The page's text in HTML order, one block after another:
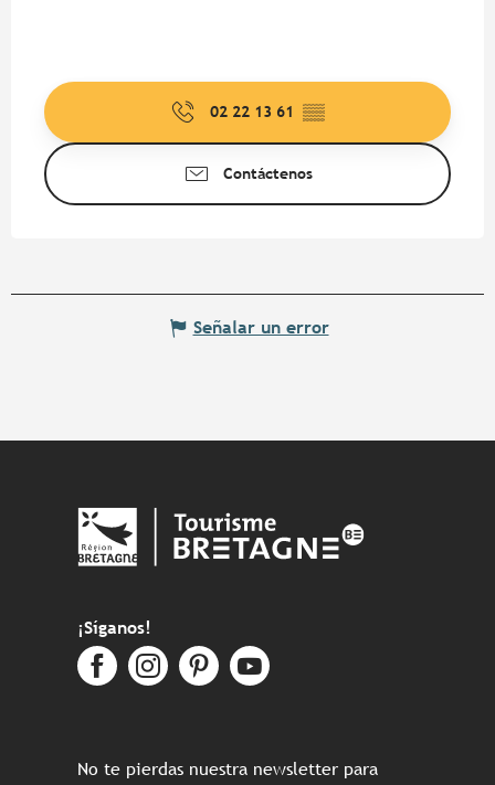
02 22 13 61 ▒▒
Contáctenos
Señalar un error
¡Síganos!
No te pierdas nuestra newsletter para